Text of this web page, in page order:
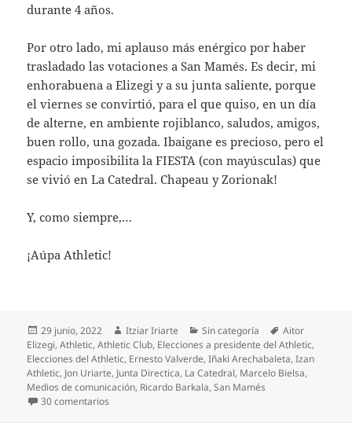
durante 4 años.
Por otro lado, mi aplauso más enérgico por haber
trasladado las votaciones a San Mamés. Es decir, mi
enhorabuena a Elizegi y a su junta saliente, porque
el viernes se convirtió, para el que quiso, en un día
de alterne, en ambiente rojiblanco, saludos, amigos,
buen rollo, una gozada. Ibaigane es precioso, pero el
espacio imposibilita la FIESTA (con mayúsculas) que
se vivió en La Catedral. Chapeau y Zorionak!
Y, como siempre,…
¡Aúpa Athletic!
Publicado
el
29 junio, 2022 Autor
Itziar Iriarte Categorías
Sin categoría Etiquetas
Aitor
Elizegi,Athletic,Athletic Club, Elecciones a presidente del Athletic,
Elecciones del Athletic, Ernesto Valverde,Iñaki Arechabaleta,Izan
Athletic, Jon Uriarte, Junta Directica, La Catedral, Marcelo Bielsa,
Medios de comunicación, Ricardo Barkala,San Mamés
30 comentarios